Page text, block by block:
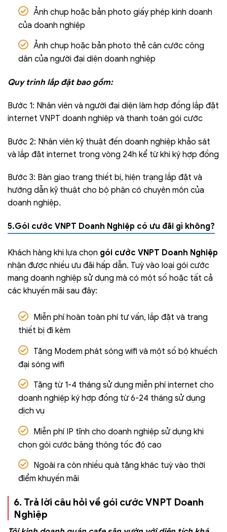
Ảnh chụp hoặc bản photo giấy phép kinh doanh
của doanh nghiệp
Ảnh chụp hoặc bản photo thẻ căn cước công
dân của người đại diện doanh nghiệp
Quy trình lắp đặt bao gồm:
Bước 1: Nhân viên và người đại diện làm hợp đồng lắp đặt
internet VNPT doanh nghiệp và thanh toán gói cước
Bước 2: Nhân viên kỹ thuật đến doanh nghiệp khảo sát
và lắp đặt internet trong vòng 24h kể từ khi ký hợp đồng
Bước 3: Bàn giao trang thiết bị, hiện trạng lắp đặt và
hướng dẫn kỹ thuật cho bộ phận có chuyên môn của
doanh nghiệp.
5.Gói cước VNPT Doanh Nghiệp có ưu đãi gì không?
Khách hàng khi lựa chọn gói cước VNPT Doanh Nghiệp
nhận được nhiều ưu đãi hấp dẫn. Tuỳ vào loại gói cước
mang doanh nghiệp sử dụng mà có một số hoặc tất cả
các khuyến mãi sau đây:
Miễn phí hoàn toàn phí tư vấn, lắp đặt và trang
thiết bị đi kèm
Tặng Modem phát sóng wifi và một số bộ khuếch
đại sóng wifi
Tặng từ 1-4 tháng sử dụng miễn phí internet cho
doanh nghiệp ký hợp đồng từ 6-24 tháng sử dụng
dịch vụ
Miễn phí IP tĩnh cho doanh nghiệp sử dụng khi
chọn gói cước băng thông tốc độ cao
Ngoài ra còn nhiều quà tặng khác tuỳ vào thời
điểm khuyến mãi
6. Trả lời câu hỏi về gói cước VNPT Doanh
Nghiệp